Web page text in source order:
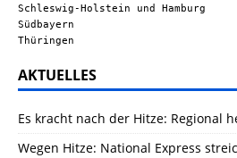
Schleswig-Holstein und Hamburg
Südbayern
Thüringen
AKTUELLES
Es kracht nach der Hitze: Regional
Wegen Hitze: National Express